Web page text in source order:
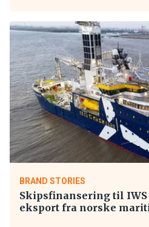
BRAND STORIES
Skipsfinansering til
eksport fra norske